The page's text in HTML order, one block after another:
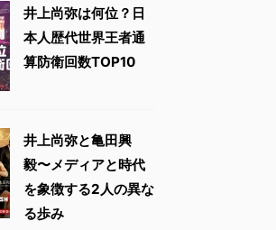
井上尚弥は何位？日
本人歴代世界王者通
算防衛回数TOP10
井上尚弥と亀田興
毅〜メディアと時代
を象徴する2人の異な
る歩み